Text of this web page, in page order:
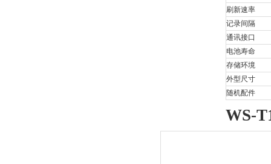
刷新速率
记录间隔
通讯接口
电池寿命
存储环境
外型尺寸
随机配件
WS-